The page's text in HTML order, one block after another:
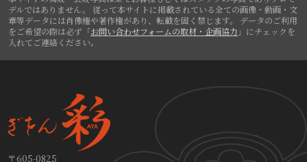
デルではありません。
従って本サイトに掲載されている全ての画像・動画・文
章等データには肖像権や著作権があり、転載を固く禁じます。
データのご利用
をご希望の際は必ず「お問い合わせフォームの取材・企画協力 」にチェックを
入れてご連絡ください。
〒605-0825